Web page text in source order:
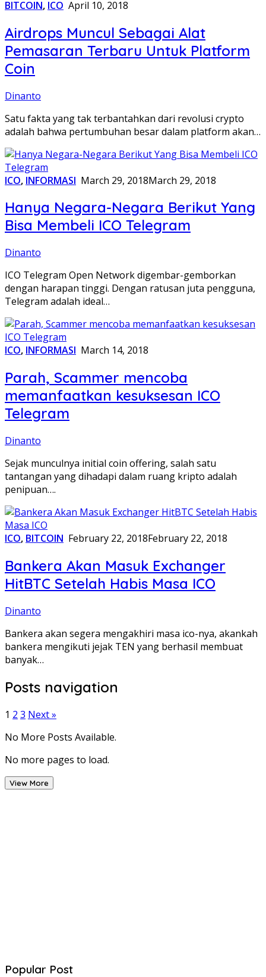
BITCOIN, ICO April 10, 2018
Airdrops Muncul Sebagai Alat
Pemasaran Terbaru Untuk Platform
Coin
Dinanto
Satu fakta yang tak terbantahkan dari revolusi crypto
adalah bahwa pertumbuhan besar dalam platform akan…
ICO, INFORMASI March 29, 2018March 29, 2018
Hanya Negara-Negara Berikut Yang
Bisa Membeli ICO Telegram
Dinanto
ICO Telegram Open Network digembar-gemborkan
dengan harapan tinggi. Dengan ratusan juta pengguna,
Telegram adalah ideal…
ICO, INFORMASI March 14, 2018
Parah, Scammer mencoba
memanfaatkan kesuksesan ICO
Telegram
Dinanto
Sejak munculnya initial coin offering, salah satu
tantangan yang dihadapi dalam ruang kripto adalah
penipuan….
ICO, BITCOIN February 22, 2018February 22, 2018
Bankera Akan Masuk Exchanger
HitBTC Setelah Habis Masa ICO
Dinanto
Bankera akan segera mengakhiri masa ico-nya, akankah
bankera mengikuti jejak TEN yang berhasil membuat
banyak…
Posts navigation
1 2 3 Next »
No More Posts Available.
No more pages to load.
View More
Popular Post